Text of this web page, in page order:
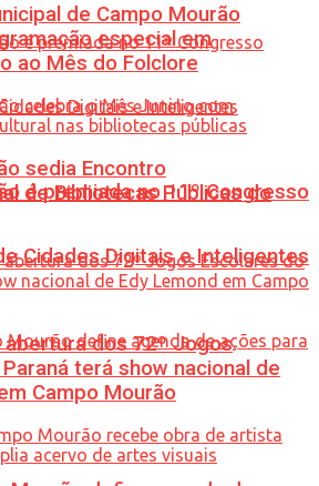
é premiada no 11º Congresso
Cidades Digitais e Inteligentes
de Campo Mourão
especial em
ao Mês do Folclore
sedia Encontro
de Bibliotecas Públicas do
abertura dos 72º Jogos
terá show nacional de
Campo Mourão